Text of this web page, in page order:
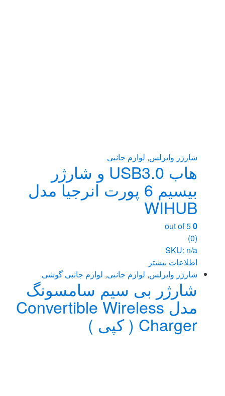
شارژر وایرلس, لوازم جانبی
هاب USB3.0 و شارژر
بیسیم 6 پورت انرجیا مدل
WIHUB
0
(0)
SKU: n/a
اطلاعات بیشتر
شارژر وایرلس, لوازم جانبی, لوازم جانبی گوشی
شارژر بی سیم سامسونگ
مدل Convertible Wireless
Charger ( کپی )